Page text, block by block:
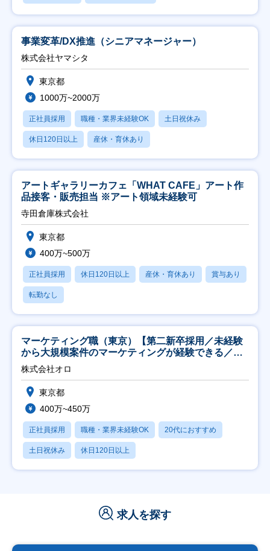
事業変革/DX推進（シニアマネージャー）
株式会社ヤマシタ
東京都
1000万~2000万
正社員採用 職種・業界未経験OK 土日祝休み
休日120日以上 産休・育休あり
アートギャラリーカフェ「WHAT CAFE」アート作
品接客・販売担当 ※アート領域未経験可
寺田倉庫株式会社
東京都
400万~500万
正社員採用 休日120日以上 産休・育休あり 賞与あり
転勤なし
マーケティング職（東京）【第二新卒採用／未経験
から大規模案件のマーケティングが経験できる／研
修充実】
株式会社オロ
東京都
400万~450万
正社員採用 職種・業界未経験OK 20代におすすめ
土日祝休み 休日120日以上
求人を探す